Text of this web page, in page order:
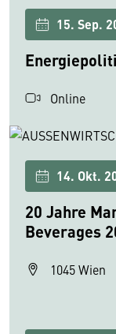
15. Sep.
Online
14. Okt.
20 Jahre
Beverages
1045 Wien